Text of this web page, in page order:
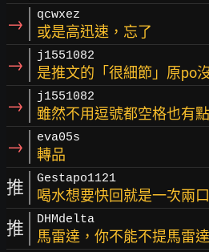
→ qcwxez
或是高迅速，忘了
→ j1551082
是推文的「很細節」原po
→ j1551082
雖然不用逗號都空格也有
→ eva05s
轉品
推 Gestapo1121
喝水想要快回就是一次兩口
推 DHMdelta
馬雷達，你不能不提馬雷達